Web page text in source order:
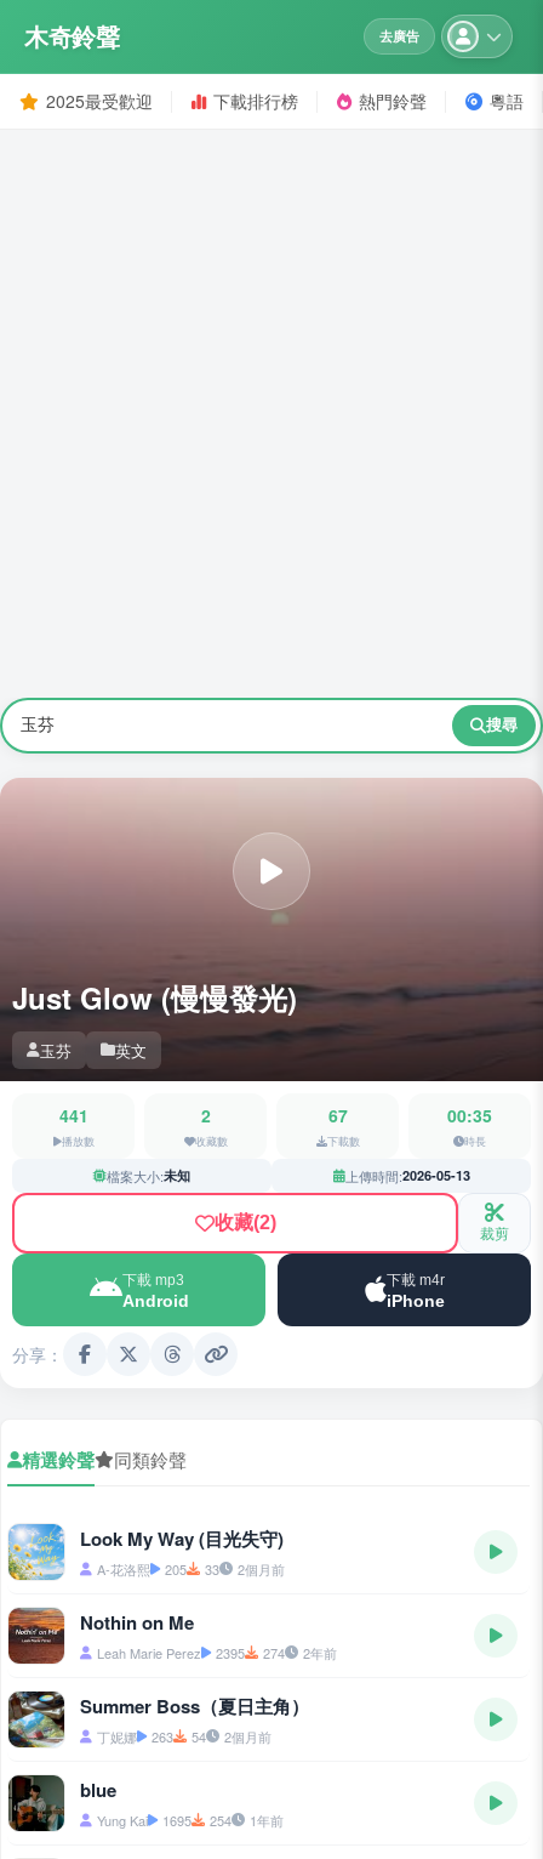
木奇鈴聲 去廣告
2025最受歡迎 下載排行榜 熱門鈴聲 粵語
搜尋
Just Glow (慢慢發光)
玉芬 英文
441
播放數
2
收藏數
67
下載數
00:35
時長
檔案大小:未知 上傳時間:2026-05-13
收藏(2) 裁剪
下載 mp3
Android
下載 m4r
iPhone
分享：
精選鈴聲 同類鈴聲
Look My Way (目光失守)
A-花洛熙 205 33 2個月前
Nothin on Me
Leah Marie Perez 2395 274 2年前
Summer Boss（夏日主角）
丁妮娜 263 54 2個月前
blue
Yung Kai 1695 254 1年前